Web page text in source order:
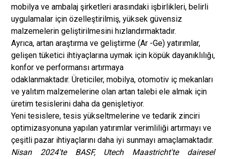
mobilya ve ambalaj şirketleri arasındaki işbirlikleri, belirli
uygulamalar için özelleştirilmiş, yüksek güvensiz
malzemelerin geliştirilmesini hızlandırmaktadır.
Ayrıca, artan araştırma ve geliştirme (Ar -Ge) yatırımlar,
gelişen tüketici ihtiyaçlarına uymak için köpük dayanıklılığı,
konfor ve performansı artırmaya
odaklanmaktadır. Üreticiler, mobilya, otomotiv iç mekanları
ve yalıtım malzemelerine olan artan talebi ele almak için
üretim tesislerini daha da genişletiyor.
Yeni tesislere, tesis yükseltmelerine ve tedarik zinciri
optimizasyonuna yapılan yatırımlar verimliliği artırmayı ve
çeşitli pazar ihtiyaçlarını daha iyi sunmayı amaçlamaktadır.
Nisan 2024'te BASF, Utech Maastricht'te dairesel